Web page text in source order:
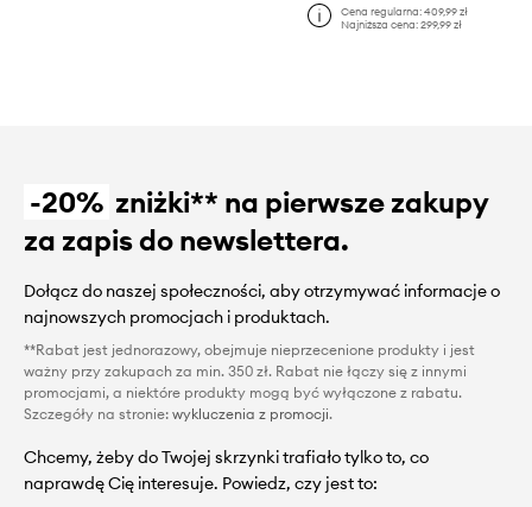
Cena regularna: 409,99 zł
Najniższa cena: 299,99 zł
-20% zniżki** na pierwsze zakupy
za zapis do newslettera.
Dołącz do naszej społeczności, aby otrzymywać informacje o
najnowszych promocjach i produktach.
**Rabat jest jednorazowy, obejmuje nieprzecenione produkty i jest
ważny przy zakupach za min. 350 zł. Rabat nie łączy się z innymi
promocjami, a niektóre produkty mogą być wyłączone z rabatu.
Szczegóły na stronie: wykluczenia z promocji.
Chcemy, żeby do Twojej skrzynki trafiało tylko to, co
naprawdę Cię interesuje. Powiedz, czy jest to: